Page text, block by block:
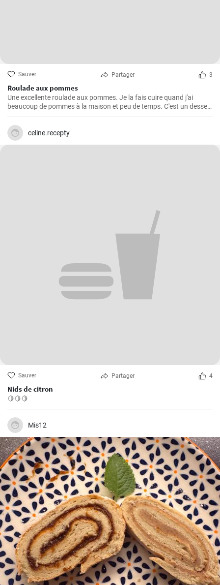
Sauver Partager 3
Roulade aux pommes
Une excellente roulade aux pommes. Je la fais cuire quand j'ai
beaucoup de pommes à la maison et peu de temps. C'est un dessert
rapide et facile qui plait toujours.
celine.recepty
Sauver Partager 4
Nids de citron
🍋🍋🍋
Mis12